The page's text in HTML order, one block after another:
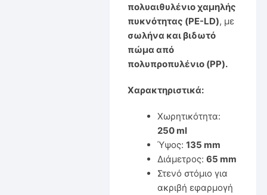
πολυαιθυλένιο χαμηλής
πυκνότητας (PE-LD), με
σωλήνα και βιδωτό
πώμα από
πολυπροπυλένιο (PP).
Χαρακτηριστικά:
Χωρητικότητα:
250 ml
Ύψος: 135 mm
Διάμετρος: 65 mm
Στενό στόμιο για
ακριβή εφαρμογή